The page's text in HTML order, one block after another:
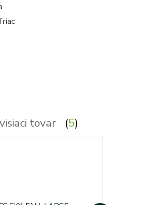
tovar 5